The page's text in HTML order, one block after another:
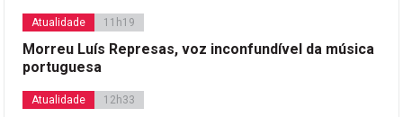
Atualidade 11h19
Morreu Luís Represas, voz inconfundível da música
portuguesa
Atualidade 12h33